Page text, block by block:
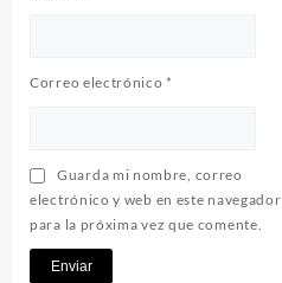
Correo electrónico *
Guarda mi nombre, correo
electrónico y web en este navegador
para la próxima vez que comente.